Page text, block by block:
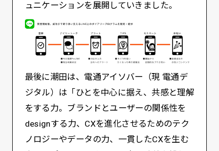
ュニケーションを展開していきました。
最後に潮田は、電通アイソバー（現 電通デ
ジタル）は「ひとを中心に据え、共感と理解
をする力。ブランドとユーザーの関係性を
designする力、CXを進化させるためのテク
ノロジーやデータの力、一貫したCXを生む